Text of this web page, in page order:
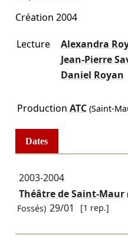
Création 2004
Lecture
Alexandra
Jean-Pierre
Daniel Royan
Production ATC(Saint-
Dates
2003-2004
Théâtre de Saint-Maur
Fossés) 29/01 [1 rep.]